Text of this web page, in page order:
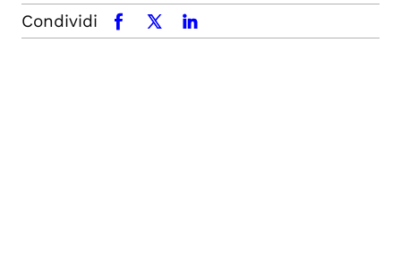
Condividi facebookx.comlinkedin